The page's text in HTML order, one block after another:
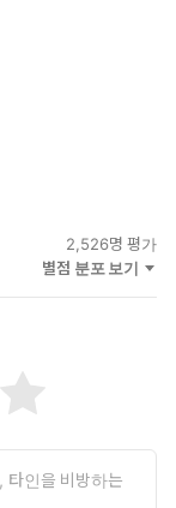
2,526명 평가
별점 분포 보기